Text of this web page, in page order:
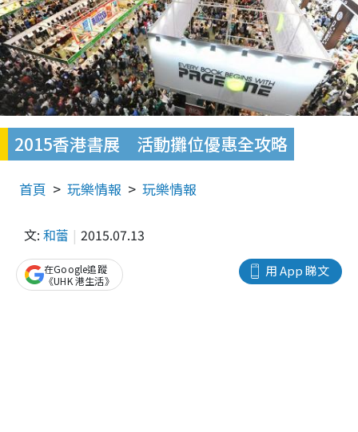
2015香港書展 活動攤位優惠全攻略
首頁 玩樂情報 玩樂情報
文: 和蕾 2015.07.13
用 App 睇文
在Google追蹤
《UHK 港生活》